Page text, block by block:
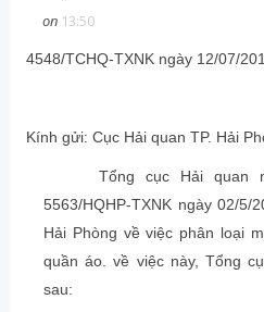
on 13:50
4548/TCHQ-TXNK ngày 12/07/
Kính gửi: Cục Hải quan TP. Hải
Tổng cục Hải quan
5563/HQHP-TXNK ngày 02/5/
Hải Phòng về việc phân loại
quần áo. về việc này, Tổng
sau: